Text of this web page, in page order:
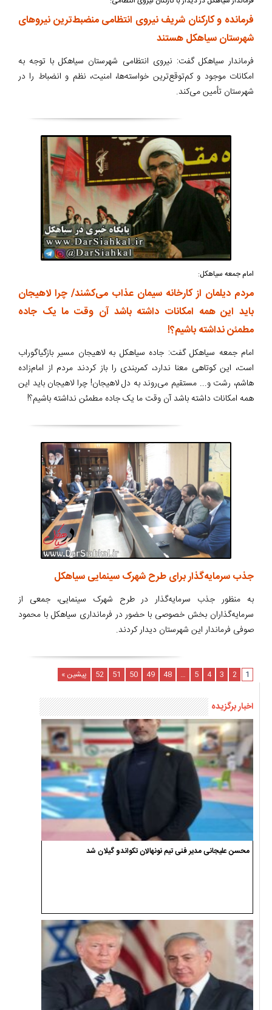
فرمانده و کارکنان شریف نیروی انتظامی منضبط‌ترین نیروهای
شهرستان سیاهکل هستند
فرماندار سیاهکل گفت: نیروی انتظامی شهرستان سیاهکل با توجه به
امکانات موجود و کم‌توقع‌ترین خواسته‌ها، امنیت، نظم و انضباط را در
شهرستان تأمین می‌کند.
امام جمعه سیاهکل:
مردم دیلمان از کارخانه سیمان عذاب می‌کشند/ چرا لاهیجان
باید این همه امکانات داشته باشد آن وقت ما یک جاده
مطمئن نداشته باشیم؟!
امام جمعه سیاهکل گفت: جاده سیاهکل به لاهیجان مسیر بازگیاگوراب
است، این کوتاهی معنا ندارد، کمربندی را باز کردند مردم از امام‌زاده
هاشم، رشت و... مستقیم می‌روند به دل لاهیجان! چرا لاهیجان باید این
همه امکانات داشته باشد آن وقت ما یک جاده مطمئن نداشته باشیم؟!
جذب سرمایه‌گذار برای طرح شهرک سینمایی سیاهکل
به منظور جذب سرمایه‌گذار در طرح شهرک سینمایی، جمعی از
سرمایه‌گذاران بخش خصوصی با حضور در فرمانداری سیاهکل با محمود
صوفی فرماندار این شهرستان دیدار کردند.
1
2
3
4
5
…
48
49
50
51
52 پیشین »
اخبار برگزیده
محسن علیجانی مدیر فنی تیم نونهالان تکواندو گیلان شد